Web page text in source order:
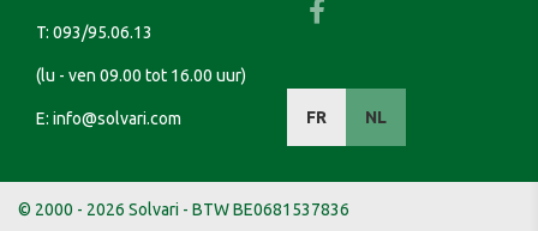
T: 093/95.06.13
(lu - ven 09.00 tot 16.00 uur)
E: info@solvari.com FR NL
© 2000 - 2026 Solvari - BTW BE0681537836